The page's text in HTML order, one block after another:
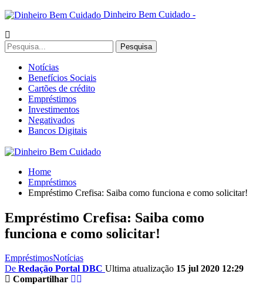
Dinheiro Bem Cuidado -
Notícias
Benefícios Sociais
Cartões de crédito
Empréstimos
Investimentos
Negativados
Bancos Digitais
Home
Empréstimos
Empréstimo Crefisa: Saiba como funciona e como solicitar!
Empréstimo Crefisa: Saiba como
funciona e como solicitar!
EmpréstimosNotícias
De Redação Portal DBC Ultima atualização 15 jul 2020 12:29
Compartilhar